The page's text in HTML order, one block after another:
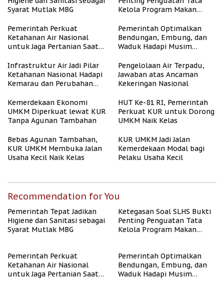
Syarat Mutlak MBG
Kelola Program Makan
Pemerintah Perkuat
Ketahanan Air Nasional
untuk Jaga Pertanian Saat
Pemerintah Optimalkan
Bendungan, Embung, dan
Waduk Hadapi Musim
Infrastruktur Air Jadi Pilar
Ketahanan Nasional Hadapi
Kemarau dan Perubahan
Pengelolaan Air Terpadu,
Jawaban atas Ancaman
Kekeringan Nasional
Kemerdekaan Ekonomi
UMKM Diperkuat lewat KUR
Tanpa Agunan Tambahan
HUT Ke-81 RI, Pemerintah
Perkuat KUR untuk Dorong
UMKM Naik Kelas
Bebas Agunan Tambahan,
KUR UMKM Membuka Jalan
Usaha Kecil Naik Kelas
KUR UMKM Jadi Jalan
Kemerdekaan Modal bagi
Pelaku Usaha Kecil
Recommendation for You
Pemerintah Tepat Jadikan
Higiene dan Sanitasi sebagai
Syarat Mutlak MBG
Ketegasan Soal SLHS Bukti
Penting Penguatan Tata
Kelola Program Makan
Pemerintah Perkuat
Ketahanan Air Nasional
untuk Jaga Pertanian Saat
Pemerintah Optimalkan
Bendungan, Embung, dan
Waduk Hadapi Musim